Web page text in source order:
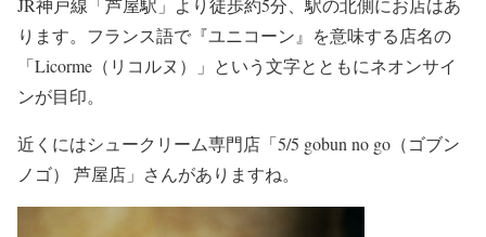
JR神戸線「芦屋駅」より徒歩約5分、駅の北側にお店はあ
ります。フランス語で『ユニコーン』を意味する店名の
「Licorme（リコルヌ）」という文字とともにネオンサイ
ンが目印。
近くにはシュークリーム専門店「5/5 gobun no go（ゴブン
ノゴ） 芦屋店」さんがありますね。